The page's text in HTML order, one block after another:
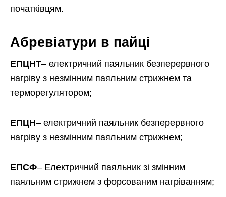
початківцям.
Абревіатури в пайці
ЕПЦНТ– електричний паяльник безперервного
нагріву з незмінним паяльним стрижнем та
терморегулятором;
ЕПЦН– електричний паяльник безперервного
нагріву з незмінним паяльним стрижнем;
ЕПСФ– Електричний паяльник зі змінним
паяльним стрижнем з форсованим нагріванням;